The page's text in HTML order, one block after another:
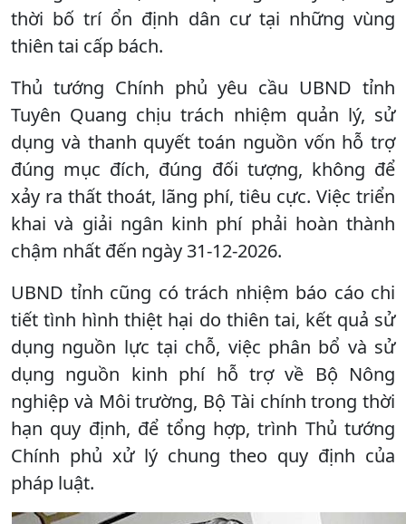
thời bố trí ổn định dân cư tại những vùng
thiên tai cấp bách.
Thủ tướng Chính phủ yêu cầu UBND tỉnh
Tuyên Quang chịu trách nhiệm quản lý, sử
dụng và thanh quyết toán nguồn vốn hỗ trợ
đúng mục đích, đúng đối tượng, không để
xảy ra thất thoát, lãng phí, tiêu cực. Việc triển
khai và giải ngân kinh phí phải hoàn thành
chậm nhất đến ngày 31-12-2026.
UBND tỉnh cũng có trách nhiệm báo cáo chi
tiết tình hình thiệt hại do thiên tai, kết quả sử
dụng nguồn lực tại chỗ, việc phân bổ và sử
dụng nguồn kinh phí hỗ trợ về Bộ Nông
nghiệp và Môi trường, Bộ Tài chính trong thời
hạn quy định, để tổng hợp, trình Thủ tướng
Chính phủ xử lý chung theo quy định của
pháp luật.